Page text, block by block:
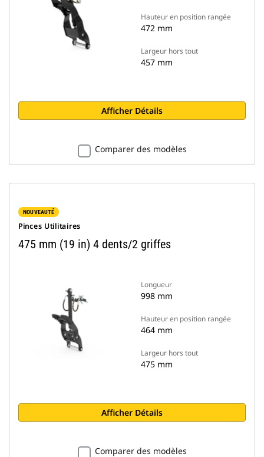
Hauteur en position rangée
472 mm
Largeur hors tout
457 mm
Afficher Détails
Comparer des modèles
NOUVEAUTÉ
Pinces Utilitaires
475 mm (19 in) 4 dents/2 griffes
Longueur
998 mm
Hauteur en position rangée
464 mm
Largeur hors tout
475 mm
Afficher Détails
Comparer des modèles